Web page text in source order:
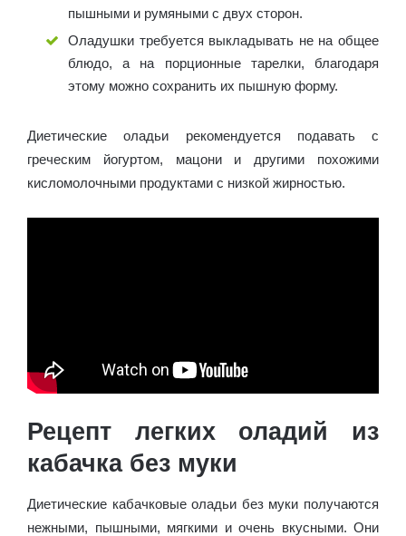
пышными и румяными с двух сторон.
Оладушки требуется выкладывать не на общее
блюдо, а на порционные тарелки, благодаря
этому можно сохранить их пышную форму.
Диетические оладьи рекомендуется подавать с
греческим йогуртом, мацони и другими похожими
кисломолочными продуктами с низкой жирностью.
Рецепт легких оладий из
кабачка без муки
Диетические кабачковые оладьи без муки получаются
нежными, пышными, мягкими и очень вкусными. Они